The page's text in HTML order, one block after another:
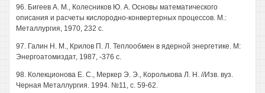
96. Бигеев А. М., Колесников Ю. А. Основы математического
описания и расчеты кислородно-конвертерных процессов. М.:
Металлургия, 1970, 232 с.
97. Галин Н. М., Крилов П. Л. Теплообмен в ядерной энергетике. М:
Энергоатомиздат, 1987, -376 с.
98. Колекционова Е. С., Меркер Э. Э., Королькова Л. Н. //Изв. вуз.
Черная Металлургия. 1994. №11, с. 59-62.